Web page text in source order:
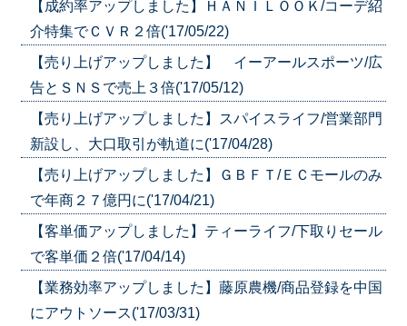
【成約率アップしました】ＨＡＮＩＬＯＯＫ/コーデ紹
介特集でＣＶＲ２倍('17/05/22)
【売り上げアップしました】 イーアールスポーツ/広
告とＳＮＳで売上３倍('17/05/12)
【売り上げアップしました】スパイスライフ/営業部門
新設し、大口取引が軌道に('17/04/28)
【売り上げアップしました】ＧＢＦＴ/ＥＣモールのみ
で年商２７億円に('17/04/21)
【客単価アップしました】ティーライフ/下取りセール
で客単価２倍('17/04/14)
【業務効率アップしました】藤原農機/商品登録を中国
にアウトソース('17/03/31)